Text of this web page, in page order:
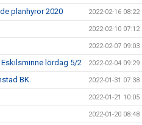
planhyror 2020 2022-02-16 08:22
2022-02-10 07:12
2022-02-07 09:03
lördag 5/2 2022-02-04 09:29
BK. 2022-01-31 07:38
2022-01-21 10:05
2022-01-20 08:48